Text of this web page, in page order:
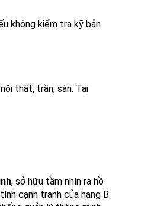
không kiểm tra kỹ bản
thất, trần, sàn. Tại
, sở hữu tầm nhìn ra hồ
cạnh tranh của hạng B.